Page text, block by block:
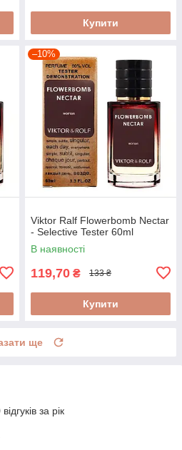
Купити
–10%
Viktor Ralf Flowerbomb Nectar
- Selective Tester 60ml
В наявності
119,70 ₴ 133 ₴
Купити
ще
за рік